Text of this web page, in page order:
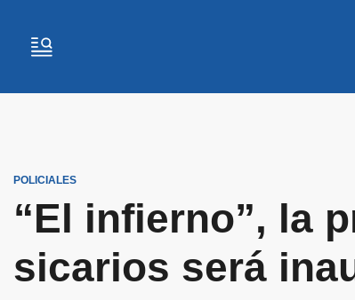
POLICIALES
“El infierno”, la
sicarios será